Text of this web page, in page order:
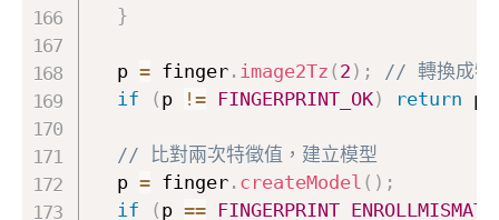
}
  p
= finger. image2Tz ( 2 ) ;
// 轉換成特
if
( p != FINGERPRINT_OK) return p
// 比對兩次特徵值，建立模型
  p
= finger. createModel ( ) ;
if
( p ==